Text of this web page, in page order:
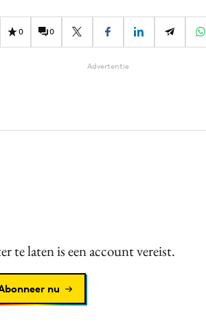
0 0
Advertentie
te laten is een account vereist.
nu